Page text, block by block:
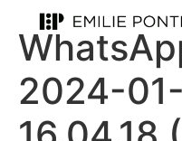
2024-